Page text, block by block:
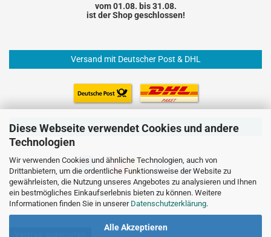
Diese Webseite verwendet Cookies und andere
Technologien
Wir verwenden Cookies und ähnliche Technologien, auch von
Drittanbietern, um die ordentliche Funktionsweise der Website zu
gewährleisten, die Nutzung unseres Angebotes zu analysieren und Ihnen
ein bestmögliches Einkaufserlebnis bieten zu können. Weitere
Informationen finden Sie in unserer Datenschutzerklärung.
Alle Akzeptieren
vom 01.08. bis 31.08.
ist der Shop geschlossen!
Versand mit Deutscher Post & DHL
Einfach und sicher Bezahlen